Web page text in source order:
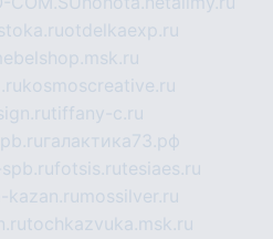
otdelkaexp.ru
kosmoscreative.ru
tiffany-c.ru
галактика73.рф
fotsis.rutesiaes.ru
kazan.ru mossilver.ru
tochkazvuka.msk.ru